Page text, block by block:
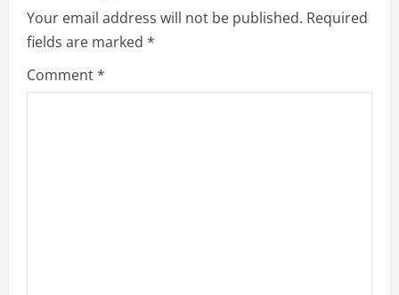
Your email address will not be published. Required
fields are marked *
Comment*